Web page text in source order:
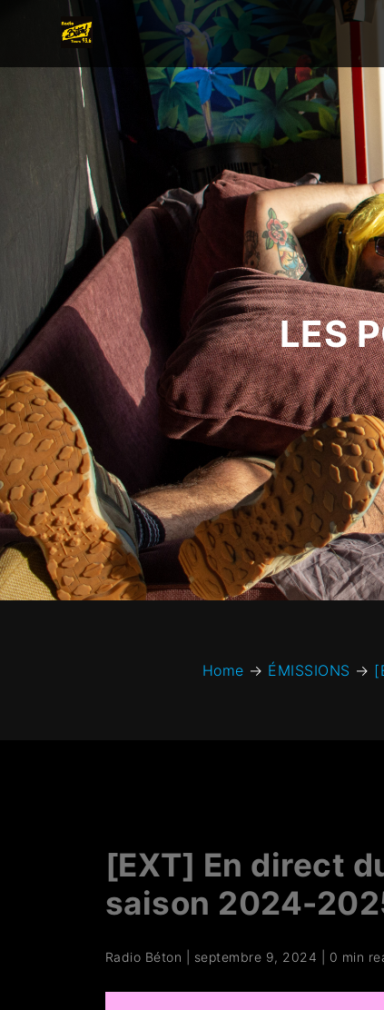
LES
Home → ÉMISSIONS →
[EXT] En direct
saison 2024-
Radio Béton septembre 9, 2024 0 min